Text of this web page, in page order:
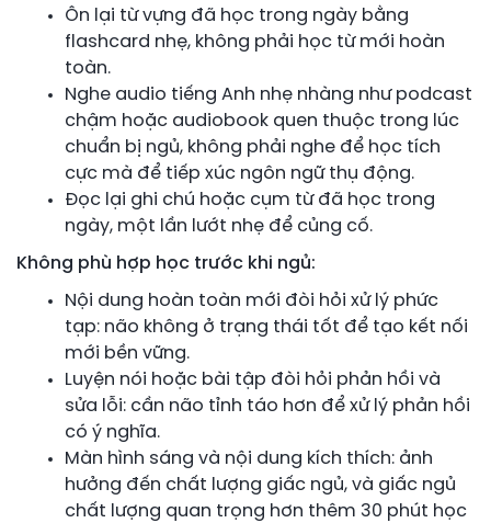
Ôn lại từ vựng đã học trong ngày bằng
flashcard nhẹ, không phải học từ mới hoàn
toàn.
Nghe audio tiếng Anh nhẹ nhàng như podcast
chậm hoặc audiobook quen thuộc trong lúc
chuẩn bị ngủ, không phải nghe để học tích
cực mà để tiếp xúc ngôn ngữ thụ động.
Đọc lại ghi chú hoặc cụm từ đã học trong
ngày, một lần lướt nhẹ để củng cố.
Không phù hợp học trước khi ngủ:
Nội dung hoàn toàn mới đòi hỏi xử lý phức
tạp: não không ở trạng thái tốt để tạo kết nối
mới bền vững.
Luyện nói hoặc bài tập đòi hỏi phản hồi và
sửa lỗi: cần não tỉnh táo hơn để xử lý phản hồi
có ý nghĩa.
Màn hình sáng và nội dung kích thích: ảnh
hưởng đến chất lượng giấc ngủ, và giấc ngủ
chất lượng quan trọng hơn thêm 30 phút học